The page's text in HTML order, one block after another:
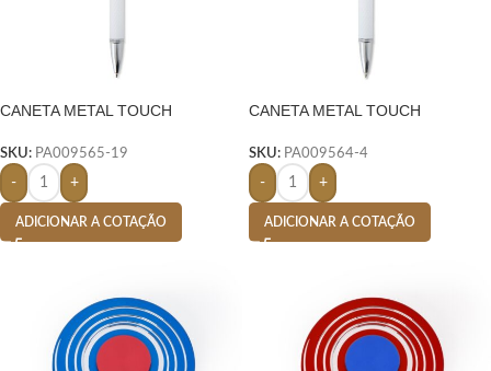
CANETA METAL TOUCH
SKU: PA009565-19
- +
ADICIONAR A COTAÇÃO
CANETA METAL TOUCH
SKU: PA009564-4
- +
ADICIONAR A COTAÇÃO